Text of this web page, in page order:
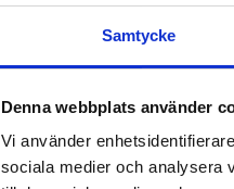
Samtycke
Denna webbplats använder
Vi använder
sociala medier och analysera